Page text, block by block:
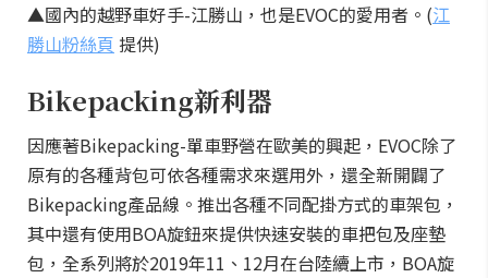
▲國內的越野車好手-江勝山，也是EVOC的愛用者。(江
勝山粉絲頁 提供)
Bikepacking新利器
因應著Bikepacking-單車野營在歐美的興起，EVOC除了
原有的各種背包可依各種需求來選用外，還全新開闢了
Bikepacking產品線。推出各種不同配掛方式的車架包，
其中還有使用BOA旋鈕來提供快速安裝的車把包及座墊
包，全系列將於2019年11、12月在台陸續上市，BOA旋